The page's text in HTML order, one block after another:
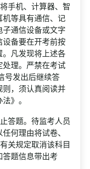
机、计算器、智
等具有通信、记
通信设备或文字
备要在开考前按
凡发现将上述各
理。严禁在考试
号发出后继续答
，须认真阅读并
》。
题。待监考人员
何理由将试卷、
关规定取消该科目
题信息带出考